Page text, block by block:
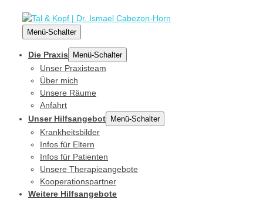
Menü-Schalter
Die Praxis Menü-Schalter
Unser Praxisteam
Über mich
Unsere Räume
Anfahrt
Unser Hilfsangebot
Menü-Schalter
Krankheitsbilder
Infos für Eltern
Infos für Patienten
Unsere Therapieangebote
Kooperationspartner
Weitere Hilfsangebote